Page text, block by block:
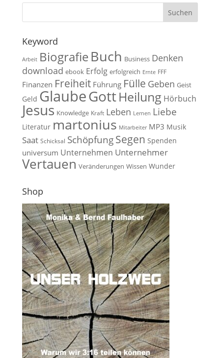
Keyword
Arbeit BiografieBuch Business Denken
download ebook Erfolg erfolgreich Ernte FFF
Finanzen Freiheit Führung Fülle Geben Geist
Geld GlaubeGottHeilung Hörbuch
Jesus Knowledge Kraft Leben Lernen Liebe
Literatur martonius Mitarbeiter MP3 Musik
Saat Schicksal Schöpfung Segen Spenden
universum Unternehmen Unternehmer
Vertauen Veränderungen Wissen Wunder
Shop